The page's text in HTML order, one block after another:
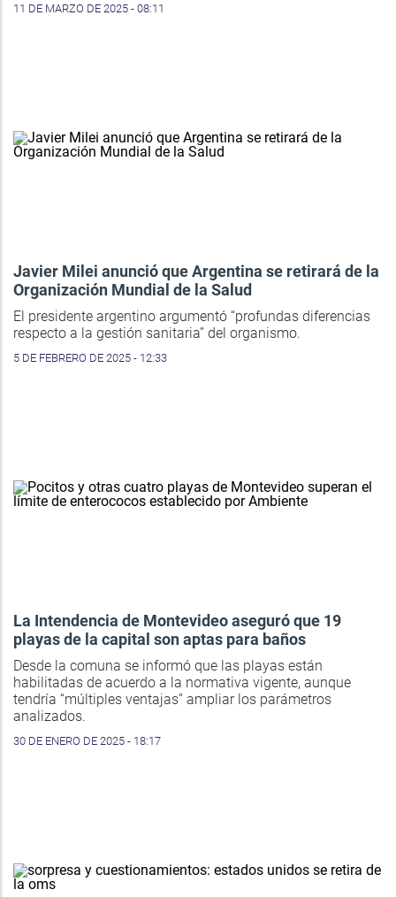
11 DE MARZO DE 2025 - 08:11
Javier Milei anunció que Argentina se retirará de la
Organización Mundial de la Salud
El presidente argentino argumentó “profundas diferencias
respecto a la gestión sanitaria” del organismo.
5 DE FEBRERO DE 2025 - 12:33
La Intendencia de Montevideo aseguró que 19
playas de la capital son aptas para baños
Desde la comuna se informó que las playas están
habilitadas de acuerdo a la normativa vigente, aunque
tendría “múltiples ventajas” ampliar los parámetros
analizados.
30 DE ENERO DE 2025 - 18:17